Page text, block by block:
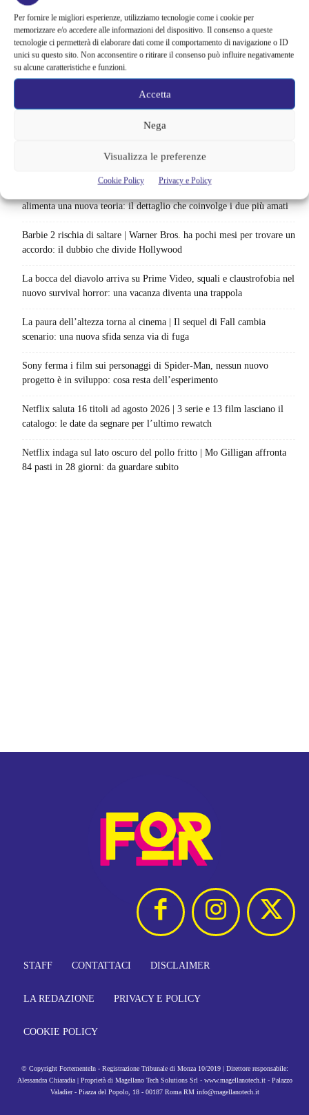
Per fornire le migliori esperienze, utilizziamo tecnologie come i cookie per
memorizzare e/o accedere alle informazioni del dispositivo. Il consenso a queste
tecnologie ci permetterà di elaborare dati come il comportamento di navigazione o ID
unici su questo sito. Non acconsentire o ritirare il consenso può influire negativamente
su alcune caratteristiche e funzioni.
Accetta
Nega
Visualizza le preferenze
Cookie Policy Privacy e Policy
alimenta una nuova teoria: il dettaglio che coinvolge i due più amati
Barbie 2 rischia di saltare | Warner Bros. ha pochi mesi per trovare un
accordo: il dubbio che divide Hollywood
La bocca del diavolo arriva su Prime Video, squali e claustrofobia nel
nuovo survival horror: una vacanza diventa una trappola
La paura dell’altezza torna al cinema | Il sequel di Fall cambia
scenario: una nuova sfida senza via di fuga
Sony ferma i film sui personaggi di Spider-Man, nessun nuovo
progetto è in sviluppo: cosa resta dell’esperimento
Netflix saluta 16 titoli ad agosto 2026 | 3 serie e 13 film lasciano il
catalogo: le date da segnare per l’ultimo rewatch
Netflix indaga sul lato oscuro del pollo fritto | Mo Gilligan affronta
84 pasti in 28 giorni: da guardare subito
STAFF CONTATTACI DISCLAIMER
LA REDAZIONE PRIVACY E POLICY
COOKIE POLICY
© Copyright FortementeIn - Registrazione Tribunale di Monza 10/2019 | Direttore responsabile:
Alessandra Chiaradia | Proprietà di Magellano Tech Solutions Srl - www.magellanotech.it - Palazzo
Valadier - Piazza del Popolo, 18 - 00187 Roma RM info@magellanotech.it